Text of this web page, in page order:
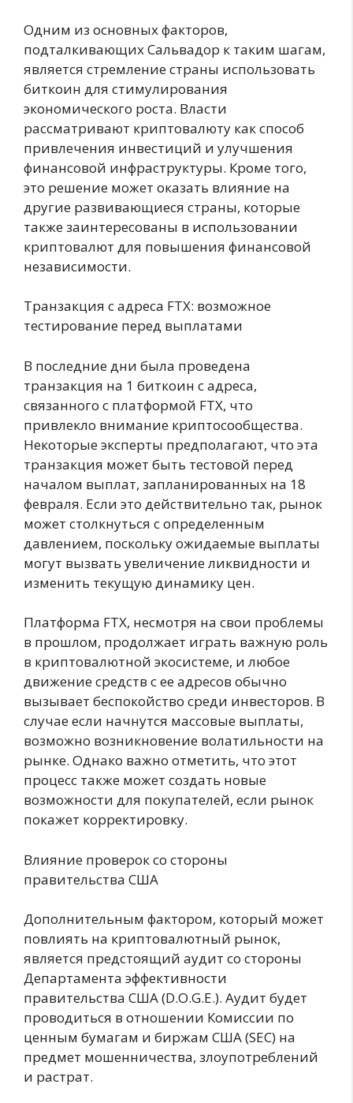
Одним из основных факторов,
подталкивающих Сальвадор к таким шагам,
является стремление страны использовать
биткоин для стимулирования
экономического роста. Власти
рассматривают криптовалюту как способ
привлечения инвестиций и улучшения
финансовой инфраструктуры. Кроме того,
это решение может оказать влияние на
другие развивающиеся страны, которые
также заинтересованы в использовании
криптовалют для повышения финансовой
независимости.
Транзакция с адреса FTX: возможное
тестирование перед выплатами
В последние дни была проведена
транзакция на 1 биткоин с адреса,
связанного с платформой FTX, что
привлекло внимание криптосообщества.
Некоторые эксперты предполагают, что эта
транзакция может быть тестовой перед
началом выплат, запланированных на 18
февраля. Если это действительно так, рынок
может столкнуться с определенным
давлением, поскольку ожидаемые выплаты
могут вызвать увеличение ликвидности и
изменить текущую динамику цен.
Платформа FTX, несмотря на свои проблемы
в прошлом, продолжает играть важную роль
в криптовалютной экосистеме, и любое
движение средств с ее адресов обычно
вызывает беспокойство среди инвесторов. В
случае если начнутся массовые выплаты,
возможно возникновение волатильности на
рынке. Однако важно отметить, что этот
процесс также может создать новые
возможности для покупателей, если рынок
покажет корректировку.
Влияние проверок со стороны
правительства США
Дополнительным фактором, который может
повлиять на криптовалютный рынок,
является предстоящий аудит со стороны
Департамента эффективности
правительства США (D.O.G.E.). Аудит будет
проводиться в отношении Комиссии по
ценным бумагам и биржам США (SEC) на
предмет мошенничества, злоупотреблений
и растрат.